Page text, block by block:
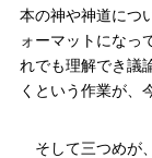
本の神や神道につ
ォーマットになっ
れでも理解でき議
くという作業が、
そして三つめが